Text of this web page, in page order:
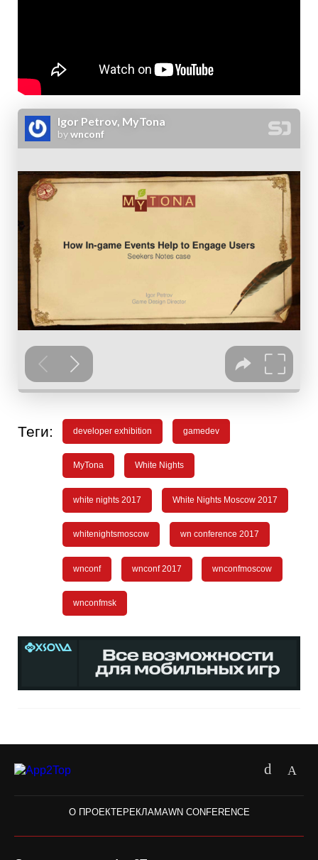
Теги: developer exhibition gamedev
MyTona White Nights
white nights 2017 White Nights Moscow 2017
whitenightsmoscow wn conference 2017
wnconf wnconf 2017 wnconfmoscow
wnconfmsk
О ПРОЕКТЕ РЕКЛАМАWN CONFERENCE